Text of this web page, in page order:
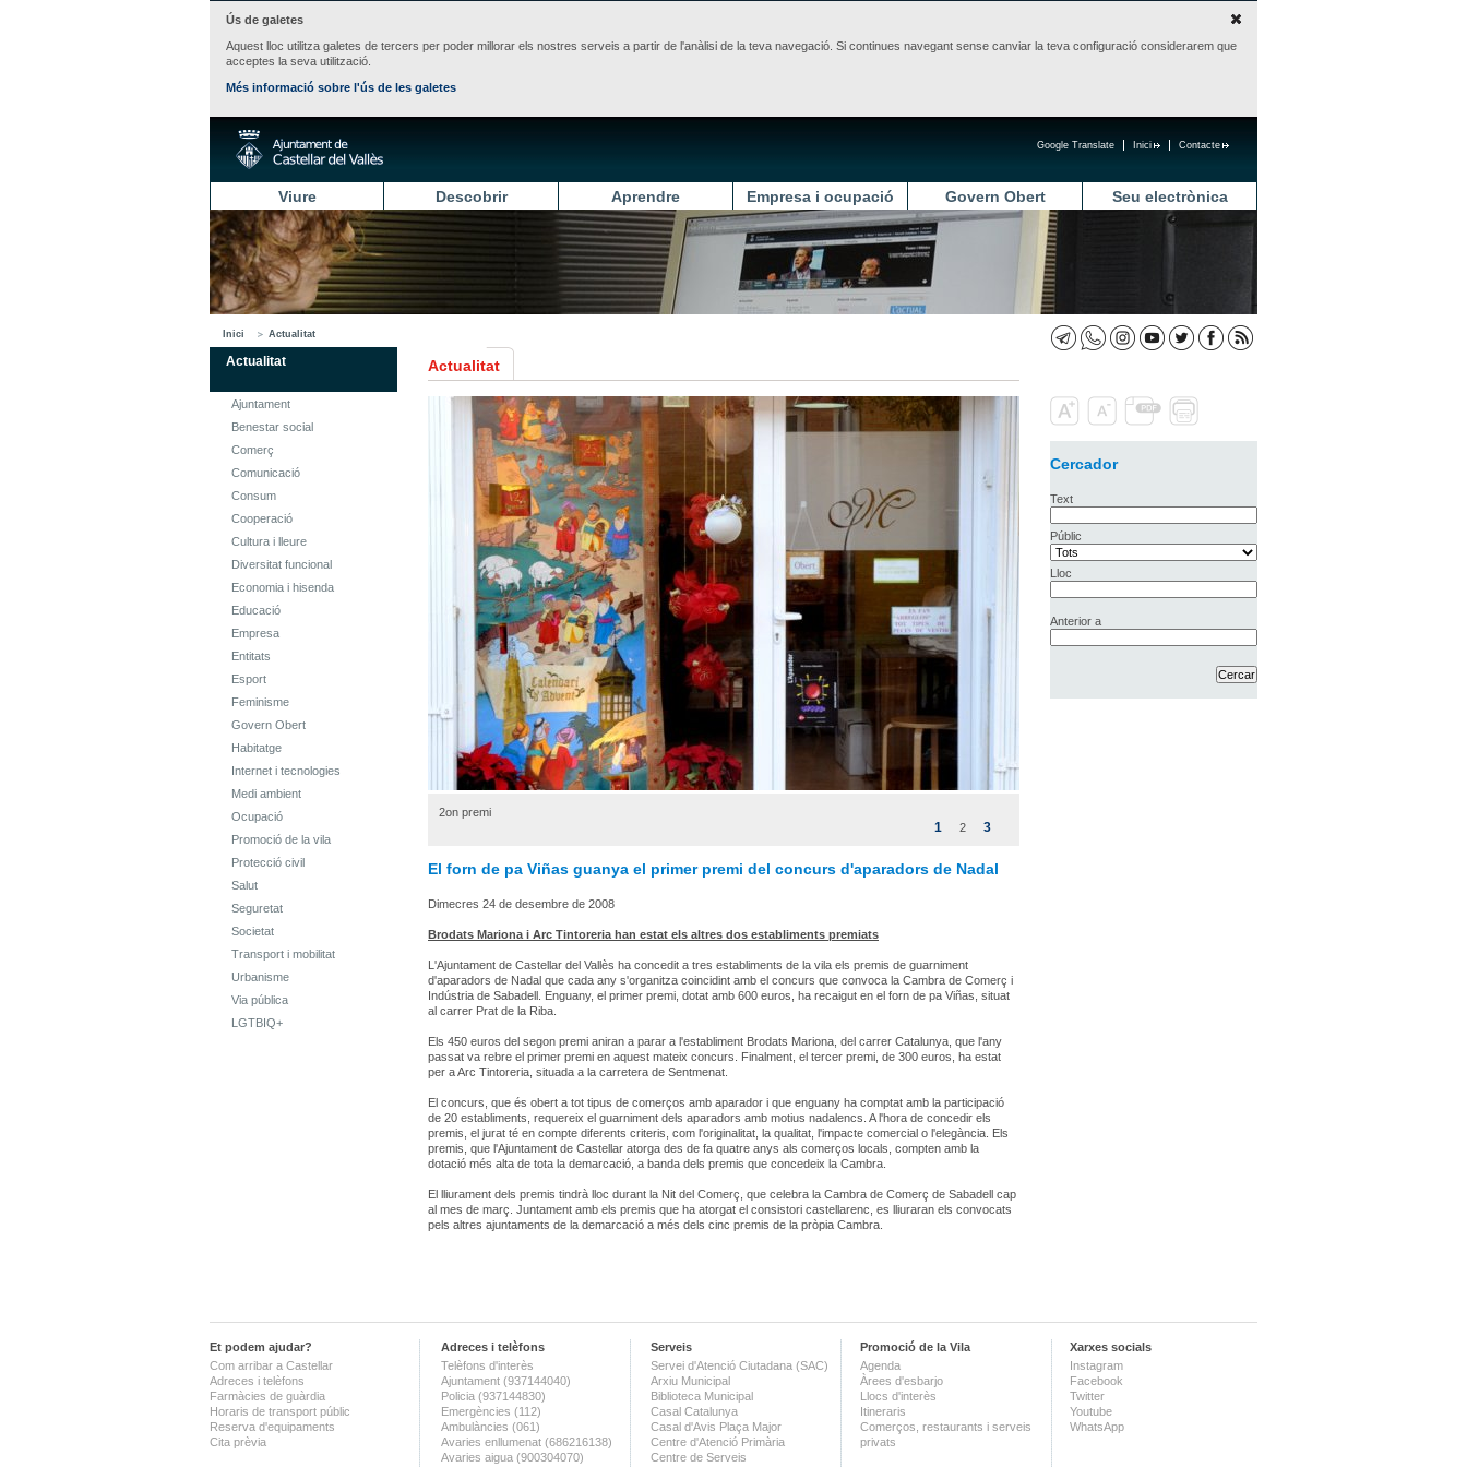
Ús de galetes
Aquest lloc utilitza galetes de tercers per poder millorar els nostres serveis a partir de l'anàlisi de la teva navegació. Si continues navegant sense canviar la teva configuració considerarem que
acceptes la seva utilització.
Més informació sobre l'ús de les galetes
Contacte
Inici
Google Translate
Viure Descobrir Aprendre Empresa i ocupació Govern Obert Seu electrònica
Inici Actualitat
Actualitat
Ajuntament
Benestar social
Comerç
Comunicació
Consum
Cooperació
Cultura i lleure
Diversitat funcional
Economia i hisenda
Educació
Empresa
Entitats
Esport
Feminisme
Govern Obert
Habitatge
Internet i tecnologies
Medi ambient
Ocupació
Promoció de la vila
Protecció civil
Salut
Seguretat
Societat
Transport i mobilitat
Urbanisme
Via pública
LGTBIQ+
Actualitat
2on premi
1 2 3
El forn de pa Viñas guanya el primer premi del concurs d'aparadors de Nadal
Dimecres 24 de desembre de 2008
Brodats Mariona i Arc Tintoreria han estat els altres dos establiments premiats
L'Ajuntament de Castellar del Vallès ha concedit a tres establiments de la vila els premis de guarniment
d'aparadors de Nadal que cada any s'organitza coincidint amb el concurs que convoca la Cambra de Comerç i
Indústria de Sabadell. Enguany, el primer premi, dotat amb 600 euros, ha recaigut en el forn de pa Viñas, situat
al carrer Prat de la Riba.
Els 450 euros del segon premi aniran a parar a l'establiment Brodats Mariona, del carrer Catalunya, que l'any
passat va rebre el primer premi en aquest mateix concurs. Finalment, el tercer premi, de 300 euros, ha estat
per a Arc Tintoreria, situada a la carretera de Sentmenat.
El concurs, que és obert a tot tipus de comerços amb aparador i que enguany ha comptat amb la participació
de 20 establiments, requereix el guarniment dels aparadors amb motius nadalencs. A l'hora de concedir els
premis, el jurat té en compte diferents criteris, com l'originalitat, la qualitat, l'impacte comercial o l'elegància. Els
premis, que l'Ajuntament de Castellar atorga des de fa quatre anys als comerços locals, compten amb la
dotació més alta de tota la demarcació, a banda dels premis que concedeix la Cambra.
El lliurament dels premis tindrà lloc durant la Nit del Comerç, que celebra la Cambra de Comerç de Sabadell cap
al mes de març. Juntament amb els premis que ha atorgat el consistori castellarenc, es lliuraran els convocats
pels altres ajuntaments de la demarcació a més dels cinc premis de la pròpia Cambra.
Cercador
Text
Públic
Lloc
Anterior a
Et podem ajudar?
Com arribar a Castellar
Adreces i telèfons
Farmàcies de guàrdia
Horaris de transport públic
Reserva d'equipaments
Cita prèvia
Adreces i telèfons
Telèfons d'interès
Ajuntament (937144040)
Policia (937144830)
Emergències (112)
Ambulàncies (061)
Avaries enllumenat (686216138)
Avaries aigua (900304070)
Serveis
Servei d'Atenció Ciutadana (SAC)
Arxiu Municipal
Biblioteca Municipal
Casal Catalunya
Casal d'Avis Plaça Major
Centre d'Atenció Primària
Centre de Serveis
Promoció de la Vila
Agenda
Àrees d'esbarjo
Llocs d'interès
Itineraris
Comerços, restaurants i serveis
privats
Xarxes socials
Instagram
Facebook
Twitter
Youtube
WhatsApp